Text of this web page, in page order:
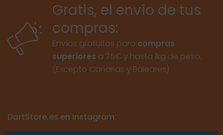
Gratis, el envío de tus
compras:
Envíos gratuitos para compras
superiores a 75€ y hasta 1kg de peso.
(Excepto Canarias y Baleares)
DartStore.es en Instagram: